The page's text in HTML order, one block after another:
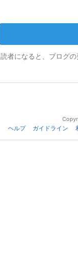
読者になると、ブログ
ヘルプ
ガイドライン